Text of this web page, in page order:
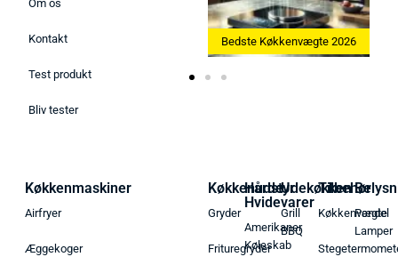
Om os
Kontakt
Test produkt
Bliv tester
Bedste Ismaskine 2026 Bedste Køkkenvægte 2026
Køkkenmaskiner
Airfryer
Æggekoger
Køkkenudstyr
Gryder
Frituregryder
Hårde
Hvidevarer
Amerikaner
Køleskab
Udekøkken
Grill
BBQ
Tilbehør
Køkkenvægte
Pendel
Lamper